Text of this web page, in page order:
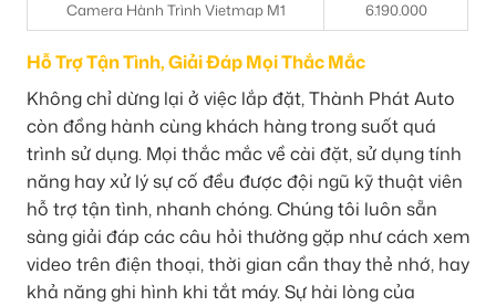
Camera Hành Trình Vietmap M1 6.190.000
Hỗ Trợ Tận Tình, Giải Đáp Mọi Thắc Mắc
Không chỉ dừng lại ở việc lắp đặt, Thành Phát Auto
còn đồng hành cùng khách hàng trong suốt quá
trình sử dụng. Mọi thắc mắc về cài đặt, sử dụng tính
năng hay xử lý sự cố đều được đội ngũ kỹ thuật viên
hỗ trợ tận tình, nhanh chóng. Chúng tôi luôn sẵn
sàng giải đáp các câu hỏi thường gặp như cách xem
video trên điện thoại, thời gian cần thay thẻ nhớ, hay
khả năng ghi hình khi tắt máy. Sự hài lòng của